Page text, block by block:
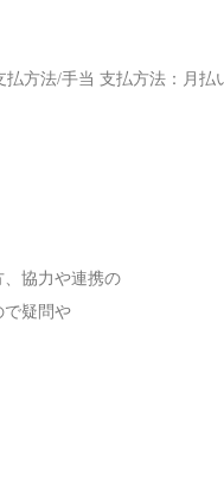
払方法/手当 支払方法：月払
協力や連携の
疑問や